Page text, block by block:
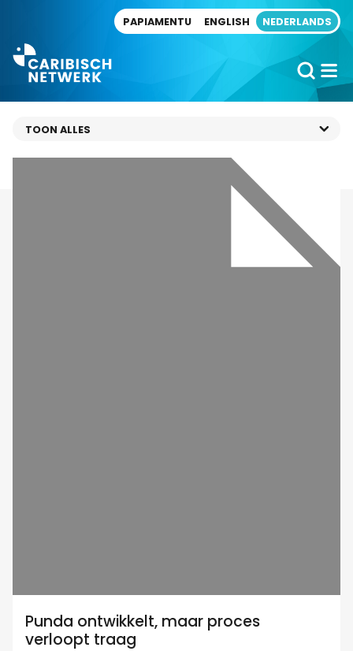
PAPIAMENTU ENGLISH NEDERLANDS
Punda ontwikkelt, maar proces
verloopt traag